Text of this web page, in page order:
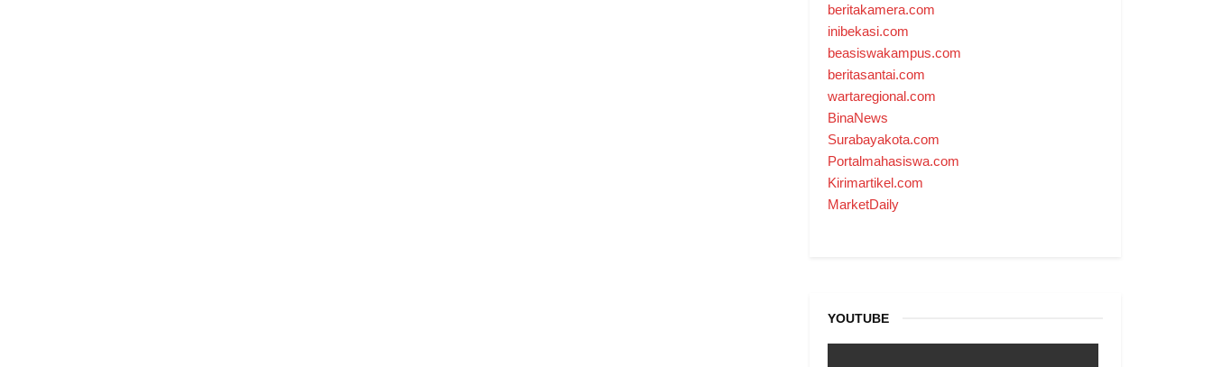
beritakamera.com
inibekasi.com
beasiswakampus.com
beritasantai.com
wartaregional.com
BinaNews
Surabayakota.com
Portalmahasiswa.com
Kirimartikel.com
MarketDaily
YOUTUBE